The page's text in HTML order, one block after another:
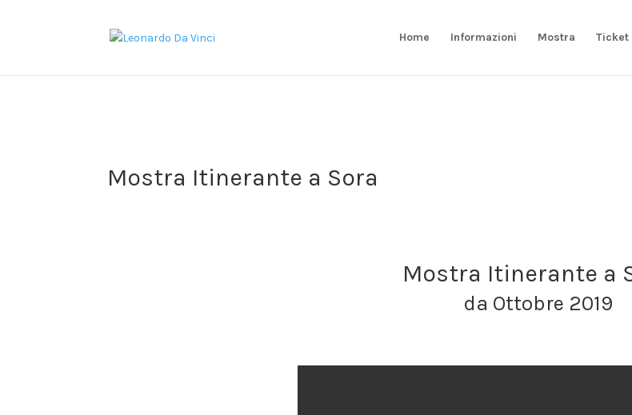
Home Informazioni Mostra Ticket
Mostra Itinerante a Sora
Mostra Itinerante a
da Ottobre 2019